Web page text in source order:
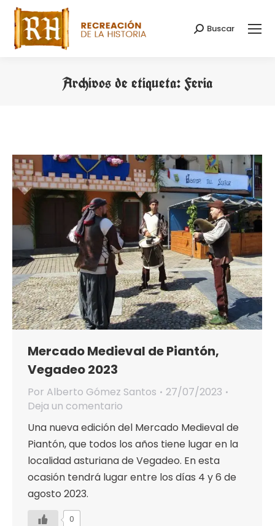
Buscar:
Buscar
Archivos de etiqueta:Feria
Mercado Medieval de Piantón,
Vegadeo 2023
Por Alberto Gómez Santos
27/07/2023
Deja un comentario
Una nueva edición del Mercado Medieval de
Piantón, que todos los años tiene lugar en la
localidad asturiana de Vegadeo. En esta
ocasión tendrá lugar entre los días 4 y 6 de
agosto 2023.
0